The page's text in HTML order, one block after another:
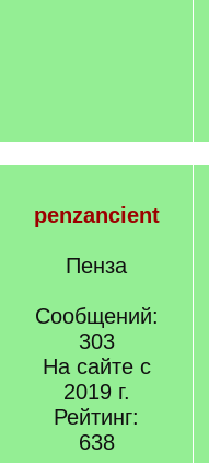
penzancient
Пенза
Сообщений:
303
На сайте с
2019 г.
Рейтинг:
638